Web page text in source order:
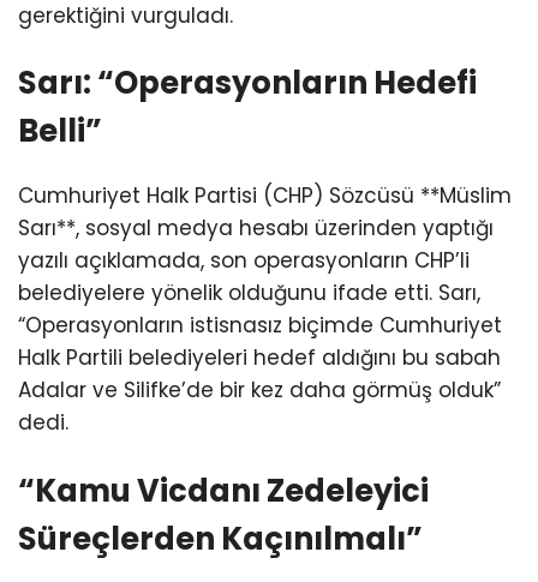
gerektiğini vurguladı.
Sarı: “Operasyonların Hedefi
Belli”
Cumhuriyet Halk Partisi (CHP) Sözcüsü **Müslim
Sarı**, sosyal medya hesabı üzerinden yaptığı
yazılı açıklamada, son operasyonların CHP’li
belediyelere yönelik olduğunu ifade etti. Sarı,
“Operasyonların istisnasız biçimde Cumhuriyet
Halk Partili belediyeleri hedef aldığını bu sabah
Adalar ve Silifke’de bir kez daha görmüş olduk”
dedi.
“Kamu Vicdanı Zedeleyici
Süreçlerden Kaçınılmalı”